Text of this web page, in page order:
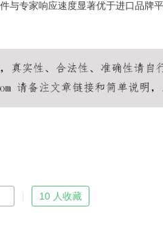
与专家响应速度显著优于进口品牌
10 人收藏